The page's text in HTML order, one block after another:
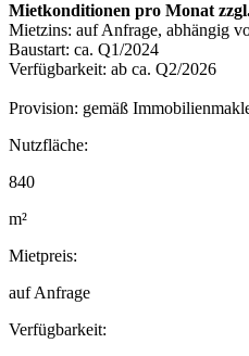
Mietkonditionen pro Monat
Mietzins: auf Anfrage, abhängig
Baustart: ca. Q1/2024
Verfügbarkeit: ab ca. Q2/2026
Provision: gemäß
Nutzfläche:
840
m²
Mietpreis:
auf Anfrage
Verfügbarkeit: